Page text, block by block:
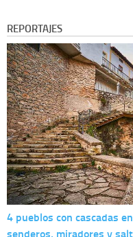
REPORTAJES
4 pueblos con cascadas
senderos, miradores y